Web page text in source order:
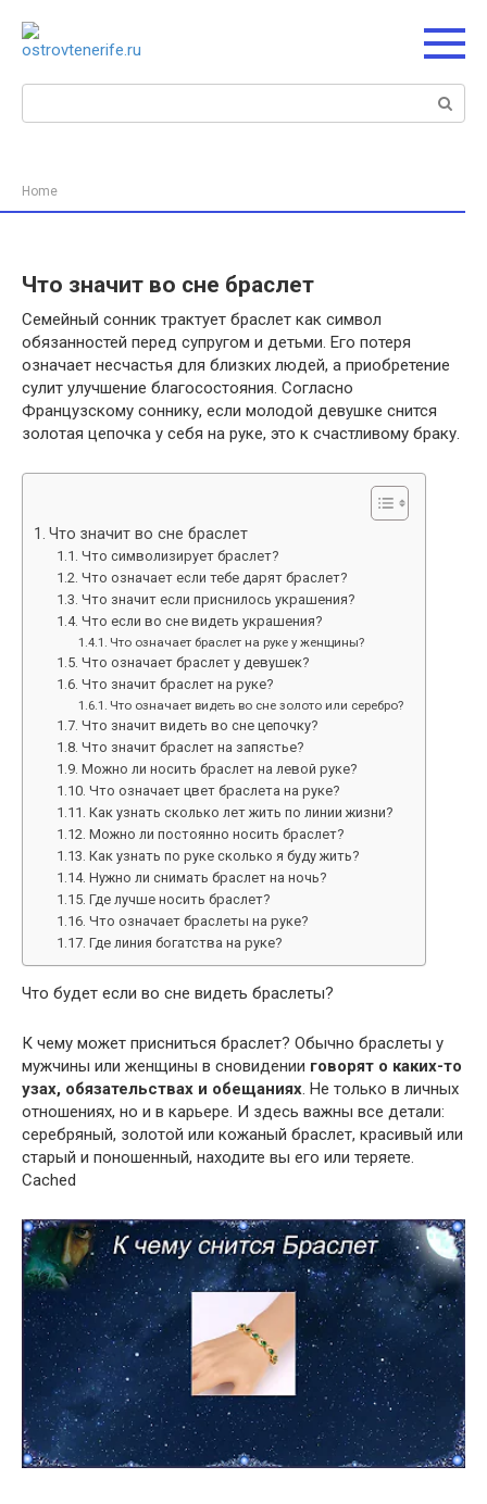
контенту
Поиск:
Home
Что значит во сне браслет
Семейный сонник трактует браслет как символ
обязанностей перед супругом и детьми. Его потеря
означает несчастья для близких людей, а приобретение
сулит улучшение благосостояния. Согласно
Французскому соннику, если молодой девушке снится
золотая цепочка у себя на руке, это к счастливому браку.
Что значит во сне браслет
Что символизирует браслет?
Что означает если тебе дарят браслет?
Что значит если приснилось украшения?
Что если во сне видеть украшения?
Что означает браслет на руке у женщины?
Что означает браслет у девушек?
Что значит браслет на руке?
Что означает видеть во сне золото или серебро?
Что значит видеть во сне цепочку?
Что значит браслет на запястье?
Можно ли носить браслет на левой руке?
Что означает цвет браслета на руке?
Как узнать сколько лет жить по линии жизни?
Можно ли постоянно носить браслет?
Как узнать по руке сколько я буду жить?
Нужно ли снимать браслет на ночь?
Где лучше носить браслет?
Что означает браслеты на руке?
Где линия богатства на руке?
Что будет если во сне видеть браслеты?
К чему может присниться браслет? Обычно браслеты у
мужчины или женщины в сновидении говорят о каких-то
узах, обязательствах и обещаниях. Не только в личных
отношениях, но и в карьере. И здесь важны все детали:
серебряный, золотой или кожаный браслет, красивый или
старый и поношенный, находите вы его или теряете.
Cached